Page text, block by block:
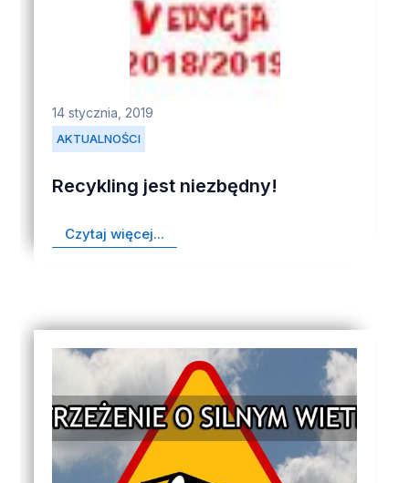
AKTUALNOŚCI
14 stycznia, 2019
Recykling jest niezbędny!
Czytaj więcej...